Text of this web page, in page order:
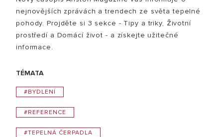
nejnovějších zprávách a trendech ze světa tepelné
pohody. Projděte si 3 sekce - Tipy a triky, Životní
prostředí a Domácí život - a získejte užitečné
informace.
TÉMATA
#BYDLENÍ
#REFERENCE
#TEPELNÁ ČERPADLA